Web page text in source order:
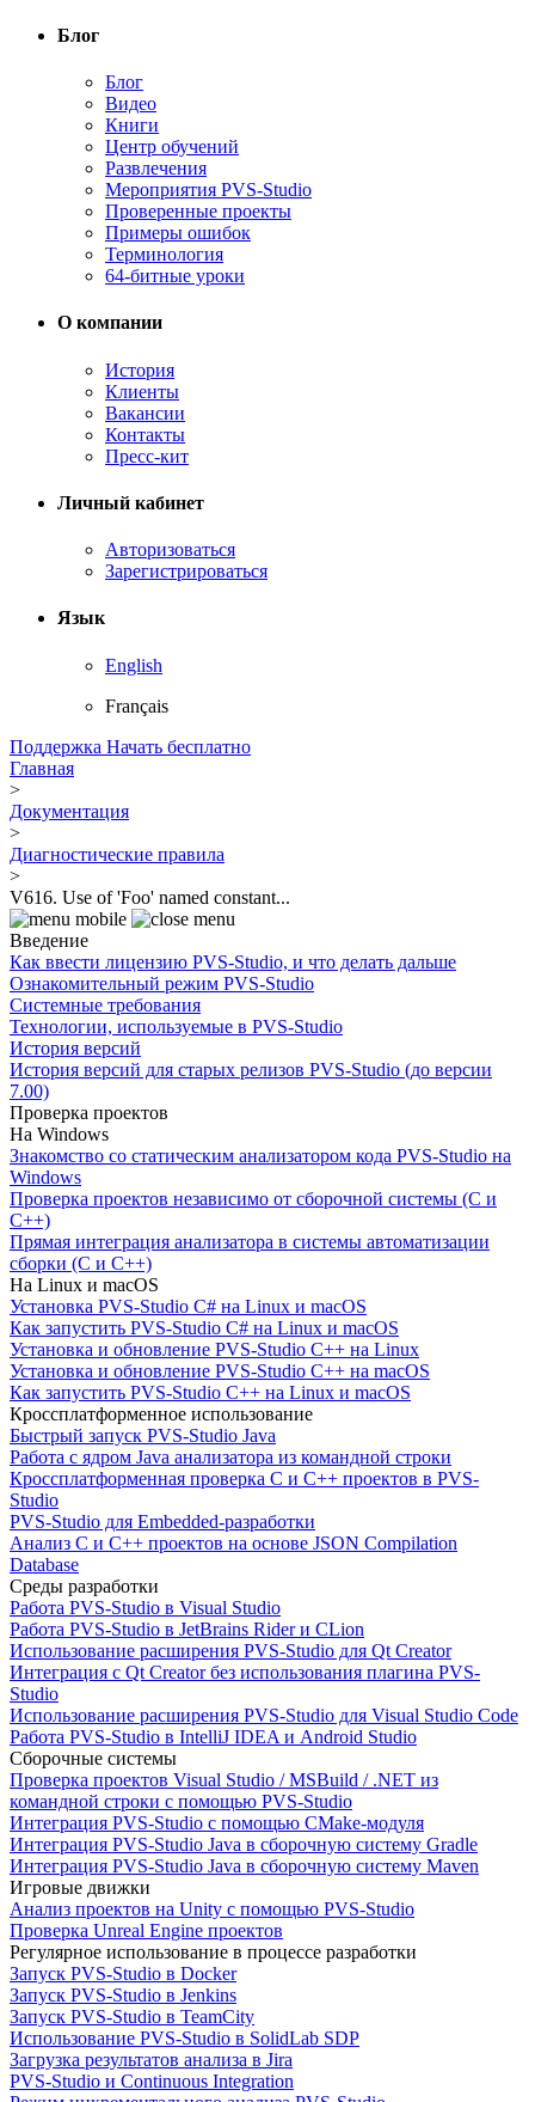
Блог
Блог
Видео
Книги
Центр обучений
Развлечения
Мероприятия PVS-Studio
Проверенные проекты
Примеры ошибок
Терминология
64-битные уроки
О компании
История
Клиенты
Вакансии
Контакты
Пресс-кит
Личный кабинет
Авторизоваться
Зарегистрироваться
Язык
English
Français
Поддержка Начать бесплатно
Главная
>
Документация
>
Диагностические правила
>
V616. Use of 'Foo' named constant...
Введение
Как ввести лицензию PVS-Studio, и что делать дальше
Ознакомительный режим PVS-Studio
Системные требования
Технологии, используемые в PVS-Studio
История версий
История версий для старых релизов PVS-Studio (до версии
7.00)
Проверка проектов
На Windows
Знакомство со статическим анализатором кода PVS-Studio на
Windows
Проверка проектов независимо от сборочной системы (C и
C++)
Прямая интеграция анализатора в системы автоматизации
сборки (C и C++)
На Linux и macOS
Установка PVS-Studio C# на Linux и macOS
Как запустить PVS-Studio C# на Linux и macOS
Установка и обновление PVS-Studio C++ на Linux
Установка и обновление PVS-Studio C++ на macOS
Как запустить PVS-Studio C++ на Linux и macOS
Кроссплатформенное использование
Быстрый запуск PVS-Studio Java
Работа с ядром Java анализатора из командной строки
Кроссплатформенная проверка C и C++ проектов в PVS-
Studio
PVS-Studio для Embedded-разработки
Анализ C и C++ проектов на основе JSON Compilation
Database
Среды разработки
Работа PVS-Studio в Visual Studio
Работа PVS-Studio в JetBrains Rider и CLion
Использование расширения PVS-Studio для Qt Creator
Интеграция с Qt Creator без использования плагина PVS-
Studio
Использование расширения PVS-Studio для Visual Studio Code
Работа PVS-Studio в IntelliJ IDEA и Android Studio
Сборочные системы
Проверка проектов Visual Studio / MSBuild / .NET из
командной строки с помощью PVS-Studio
Интеграция PVS-Studio с помощью CMake-модуля
Интеграция PVS-Studio Java в сборочную систему Gradle
Интеграция PVS-Studio Java в сборочную систему Maven
Игровые движки
Анализ проектов на Unity с помощью PVS-Studio
Проверка Unreal Engine проектов
Регулярное использование в процессе разработки
Запуск PVS-Studio в Docker
Запуск PVS-Studio в Jenkins
Запуск PVS-Studio в TeamCity
Использование PVS-Studio в SolidLab SDP
Загрузка результатов анализа в Jira
PVS-Studio и Continuous Integration